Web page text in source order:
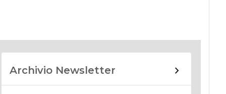
Archivio Newsletter